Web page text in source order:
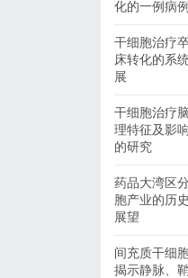
化的一例病
干细胞治疗
床转化的系
展
干细胞治疗
理特征及影
的研究
药品大湾区
胞产业的历
展望
间充质干细
揭示静脉、